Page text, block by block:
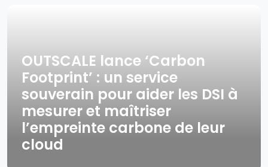
OUTSCALE lance ‘Carbon
Footprint’ : un service
souverain pour aider les DSI à
mesurer et maîtriser
l’empreinte carbone de leur
cloud